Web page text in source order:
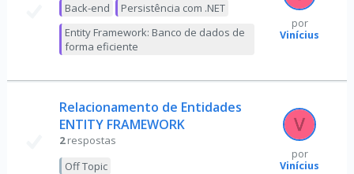
Back-end
Persistência com .NET
Entity Framework: Banco de dados de
forma eficiente
por
Vinícius
Relacionamento de Entidades
ENTITY FRAMEWORK
2 respostas
Off Topic
por
Vinícius